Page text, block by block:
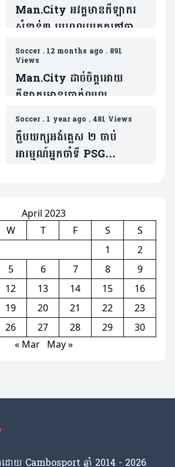
Man.City អវត្តមានកីឡាករ
សំខាន់៣ រូបពេលប្រកួតកៅឆាយ
EPL ជាមួយម្ចាស់ផ្ទះ Wolver
Soccer. 12 months ago . 891
Views
Man.City ដាច់ចិត្តអោយ
កីឡាករមានប្រាក់ឈ្នួល
30ម៉ឺនផោន/១សប្តាហ៍ទៅក្លឹបគូ
ប្រជែងលីកខ្ចីជើង(មាន២វីដេអូ)
Soccer. 1 year ago .481 Views
ក្លឹបយក្សអង់គ្លេស ២ ចាប់
អារម្មណ៍អ្នកចាំទី PSG
April 2023
W T F S
S
1
2
5 6 7 8
9
12 13 14 15
16
19 20 21 22
23
26 27 28 29
30
« Mar
May »
ដោយ​ Cambosport ឆ្នាំ 2014 - 2026